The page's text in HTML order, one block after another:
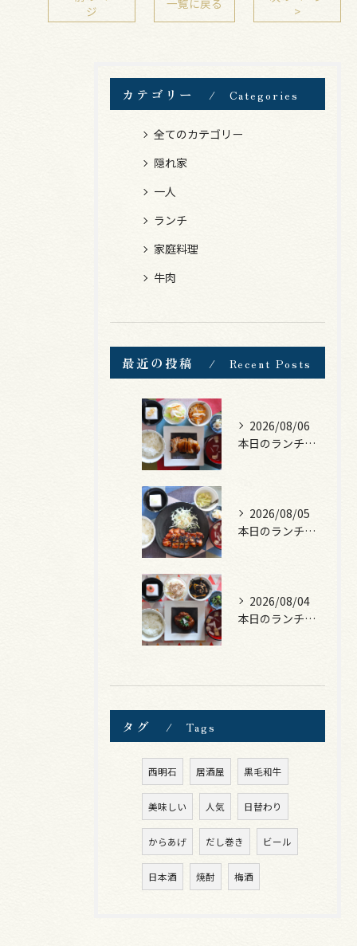
ジ
一覧に戻る
>
カテゴリー Categories
全てのカテゴリー
隠れ家
一人
ランチ
家庭料理
牛肉
最近の投稿 Recent Posts
2026/08/06
本日のランチは、照焼きチキン！
2026/08/05
本日のランチは、ロース豚カツ梅はさみ！
2026/08/04
本日のランチは、煮込みハンバーグ！
タグ Tags
西明石 居酒屋 黒毛和牛
美味しい 人気 日替わり
からあげ だし巻き ビール
日本酒 焼酎 梅酒